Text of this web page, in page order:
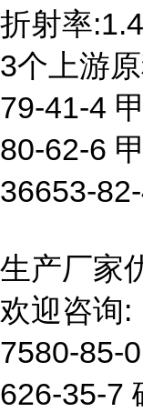
折射率
3个上游
79-41-4
80-62-6
36653-
生产厂家
欢迎咨询:
7580-85-
626-35-7